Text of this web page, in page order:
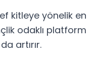
kitleye yönelik en
odaklı platform
artırır.